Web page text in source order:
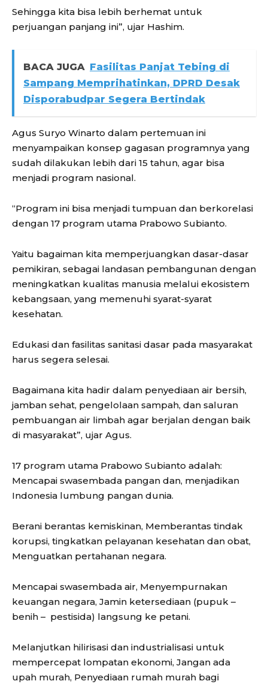
Sehingga kita bisa lebih berhemat untuk
perjuangan panjang ini”, ujar Hashim.
BACA JUGA Fasilitas Panjat Tebing di
Sampang Memprihatinkan, DPRD Desak
Disporabudpar Segera Bertindak
Agus Suryo Winarto dalam pertemuan ini
menyampaikan konsep gagasan programnya yang
sudah dilakukan lebih dari 15 tahun, agar bisa
menjadi program nasional.
“Program ini bisa menjadi tumpuan dan berkorelasi
dengan 17 program utama Prabowo Subianto.
Yaitu bagaiman kita memperjuangkan dasar-dasar
pemikiran, sebagai landasan pembangunan dengan
meningkatkan kualitas manusia melalui ekosistem
kebangsaan, yang memenuhi syarat-syarat
kesehatan.
Edukasi dan fasilitas sanitasi dasar pada masyarakat
harus segera selesai.
Bagaimana kita hadir dalam penyediaan air bersih,
jamban sehat, pengelolaan sampah, dan saluran
pembuangan air limbah agar berjalan dengan baik
di masyarakat”, ujar Agus.
17 program utama Prabowo Subianto adalah:
Mencapai swasembada pangan dan, menjadikan
Indonesia lumbung pangan dunia.
Berani berantas kemiskinan, Memberantas tindak
korupsi, tingkatkan pelayanan kesehatan dan obat,
Menguatkan pertahanan negara.
Mencapai swasembada air, Menyempurnakan
keuangan negara, Jamin ketersediaan (pupuk –
benih – pestisida) langsung ke petani.
Melanjutkan hilirisasi dan industrialisasi untuk
mempercepat lompatan ekonomi, Jangan ada
upah murah, Penyediaan rumah murah bagi